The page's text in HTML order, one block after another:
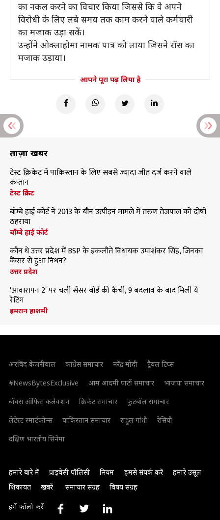
का नकल करने का विचार किया जिससे कि वे अपने
विरोधी के लिए लंबे समय तक काम करने वाले कर्मचारी
का मजाक उड़ा सकें।
उन्होंने ओक्लाहोमा नामक पात्र को लाया जिसने रॉस का
मजाक उड़ाया।
आपने पूरा पढ़ लिया है
ताज़ा खबरें
टेस्ट क्रिकेट में पाकिस्तान के लिए सबसे ज्यादा जीत दर्ज करने वाले
कप्तान
टेस्ट क्रिकेट
बॉम्बे हाई कोर्ट ने 2013 के यौन उत्पीड़न मामले में तरुण तेजपाल को दोषी
ठहराया
बॉम्बे हाई कोर्ट
कौन थे उत्तर प्रदेश में BSP के इकलौते विधायक उमाशंकर सिंह, जिनका
कैंसर से हुआ निधन?
उत्तर प्रदेश
'आवारापन 2' पर चली सेंसर बोर्ड की कैंची, 9 बदलाव के बाद मिली ये
रेटिंग
इमरान हाशमी
अरविंद केजरीवाल कांग्रेस समाचार नरेंद्र मोदी
ट्रैवल टिप्स
#NewsBytesExclusive
आम आदमी पार्टी समाचार
भाजपा समाचार
बॉक्स ऑफिस कलेक्शन
क्रिकेट समाचार
फुटबॉल समाचार
लेटेस्ट स्मार्टफोन्स
पाकिस्तान समाचार राहुल गांधी
रेसिपी
दक्षिण भारतीय सिनेमा
हमारे बारे में प्राइवेसी पॉलिसी नियम हमसे संपर्क करें
हमारे उसूल
शिकायत
खबरें समाचार संग्रह विषय संग्रह
हमें फॉलो करें